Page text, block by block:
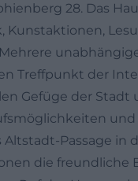
28. Das
Kunstaktionen,
Treffpunkt der
Gefüge der Stadt
und
Passage in
die freundliche